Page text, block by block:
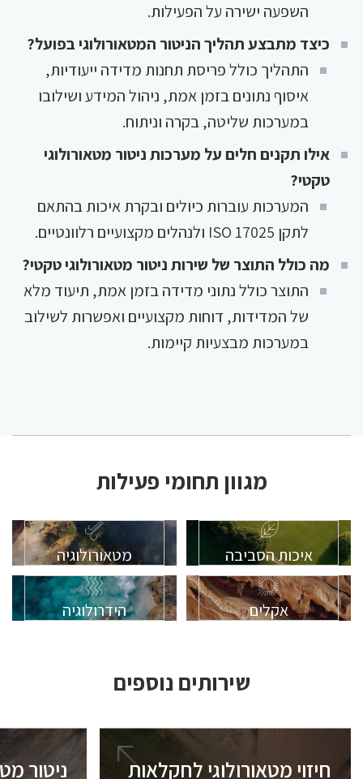
השפעה ישירה על הפעילות.
כיצד מתבצע תהליך הניטור המטאורולוגי בפועל?
התהליך כולל פריסת תחנות מדידה ייעודיות,
איסוף נתונים בזמן אמת, ניהול המידע ושילובו
במערכות שליטה, בקרה וניתוח.
אילו תקנים חלים על מערכות ניטור מטאורולוגי
טקטי?
המערכות עוברות כיולים ובקרת איכות בהתאם
לתקן ISO 17025 ולנהלים מקצועיים רלוונטיים.
מה כולל התוצר של שירות ניטור מטאורולוגי טקטי?
התוצר כולל נתוני מדידה בזמן אמת, תיעוד מלא
של המדידות, דוחות מקצועיים ואפשרות לשילוב
במערכות מבצעיות קיימות.
מגוון תחומי פעילות
איכות הסביבה מטאורולוגיה
אקלים הידרולוגיה
שירותים נוספים
חיזוי מטאורולוגי לחקלאות ניטור